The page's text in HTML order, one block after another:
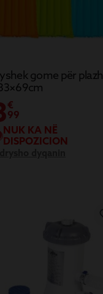
gome për plazh
€
99
NUK KA NË
DISPOZICION